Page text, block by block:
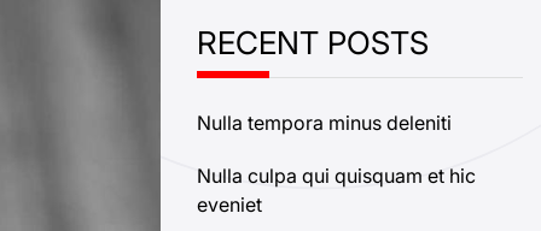
RECENT POSTS
Nulla tempora minus deleniti
Nulla culpa qui quisquam et hic
eveniet